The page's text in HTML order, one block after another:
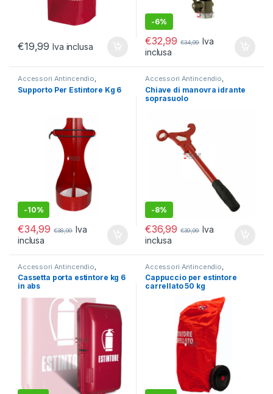
€19,99 Iva inclusa
-6%
€32,99 €34,99 Iva
inclusa
Accessori Antincendio,
Antincendio
Supporto Per Estintore Kg 6
-10%
€34,99 €38,99 Iva
inclusa
Accessori Antincendio,
Antincendio Reti idranti e Naspo
Chiave di manovra idrante
soprasuolo
-8%
€36,99 €39,99 Iva
inclusa
Accessori Antincendio
Antincendio
Cassetta porta estintore kg 6
in abs
Accessori Antincendio
Antincendio
Cappuccio per estintore
carrellato 50 kg